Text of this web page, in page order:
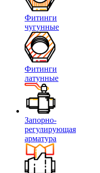
Фитинги
чугунные
Фитинги
латунные
Запорно-
регулирующая
арматура